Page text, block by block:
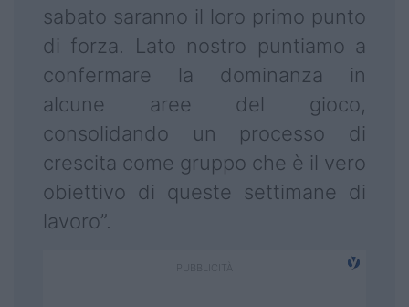
sabato saranno il loro primo punto
di forza. Lato nostro puntiamo a
confermare la dominanza in
alcune aree del gioco,
consolidando un processo di
crescita come gruppo che è il vero
obiettivo di queste settimane di
lavoro”.